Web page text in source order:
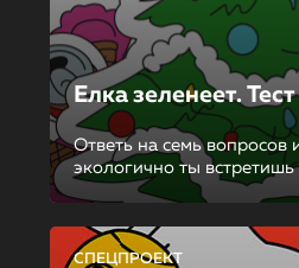
Елка зеленеет.
Ответь на семь вопросов
экологично ты
СПЕЦПРОЕКТ